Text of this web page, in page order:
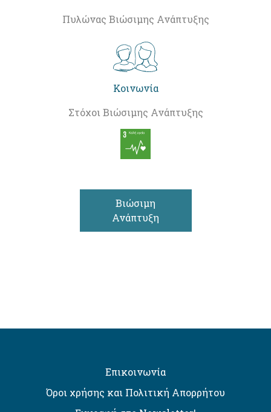
Πυλώνας Βιώσιμης Ανάπτυξης
Κοινωνία
Στόχοι Βιώσιμης Ανάπτυξης
Βιώσιμη
Ανάπτυξη
Επικοινωνία
Όροι χρήσης και Πολιτική Απορρήτου